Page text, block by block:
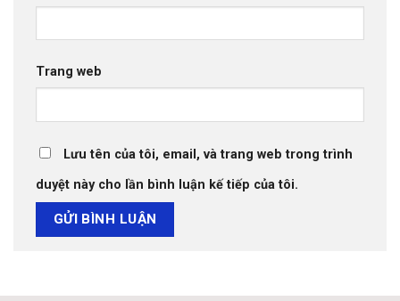
Trang web
Lưu tên của tôi, email, và trang web trong trình
duyệt này cho lần bình luận kế tiếp của tôi.